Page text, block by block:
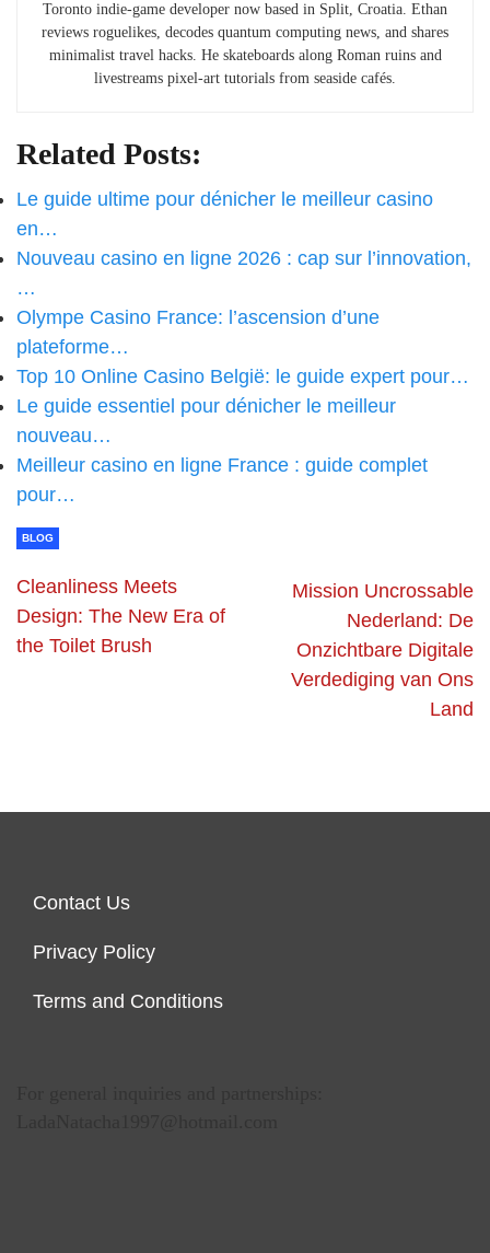
Toronto indie-game developer now based in Split, Croatia. Ethan
reviews roguelikes, decodes quantum computing news, and shares
minimalist travel hacks. He skateboards along Roman ruins and
livestreams pixel-art tutorials from seaside cafés.
Related Posts:
Le guide ultime pour dénicher le meilleur casino
en…
Nouveau casino en ligne 2026 : cap sur l’innovation,
…
Olympe Casino France: l’ascension d’une
plateforme…
Top 10 Online Casino België: le guide expert pour…
Le guide essentiel pour dénicher le meilleur
nouveau…
Meilleur casino en ligne France : guide complet
pour…
BLOG
Cleanliness Meets
Design: The New Era of
the Toilet Brush
Mission Uncrossable
Nederland: De
Onzichtbare Digitale
Verdediging van Ons
Land
Contact Us
Privacy Policy
Terms and Conditions